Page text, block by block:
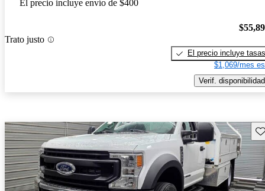
El precio incluye envío de $400
Trato justo
El precio incluye tasas
$1,069/mes
Verif. disponibilidad